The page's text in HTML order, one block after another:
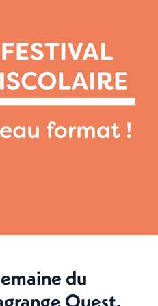
du
Ouest,